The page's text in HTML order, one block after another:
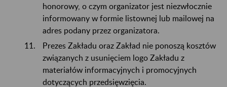
honorowy, o czym organizator jest niezwłocznie
informowany w formie listownej lub mailowej na
adres podany przez organizatora.
Prezes Zakładu oraz Zakład nie ponoszą kosztów
związanych z usunięciem logo Zakładu z
materiałów informacyjnych i promocyjnych
dotyczących przedsięwzięcia.